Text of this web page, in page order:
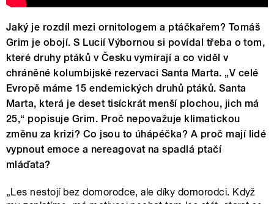
Jaký je rozdíl mezi ornitologem a ptáčkařem? Tomáš
Grim je obojí. S Lucií Výbornou si povídal třeba o tom,
které druhy ptáků v Česku vymírají a co viděl v
chráněné kolumbijské rezervaci Santa Marta. „V celé
Evropě máme 15 endemických druhů ptáků. Santa
Marta, která je deset tisíckrát menší plochou, jich má
25,“ popisuje Grim. Proč nepovažuje klimatickou
změnu za krizi? Co jsou to úhápéčka? A proč mají lidé
vypnout emoce a nereagovat na spadlá ptačí
mláďata?
„Les nestojí bez domorodce, ale díky domorodci. Když